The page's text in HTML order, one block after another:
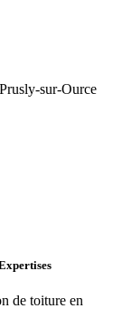
Prusly-sur-Ource
de toiture en